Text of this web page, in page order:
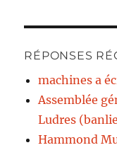
RÉPONSES
machines a
Assemblée
Ludres
Hammond